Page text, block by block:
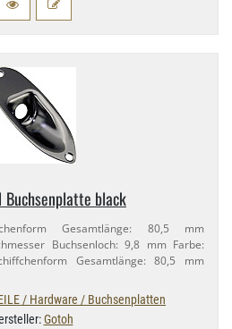
Buchsenplatte black
Gesamtlänge: 80,​5 mm
Buchsenloch: 9,​8 mm Farbe:
Gesamtlänge: 80,​5 mm
/ Hardware / Buchsenplatten
Gotoh